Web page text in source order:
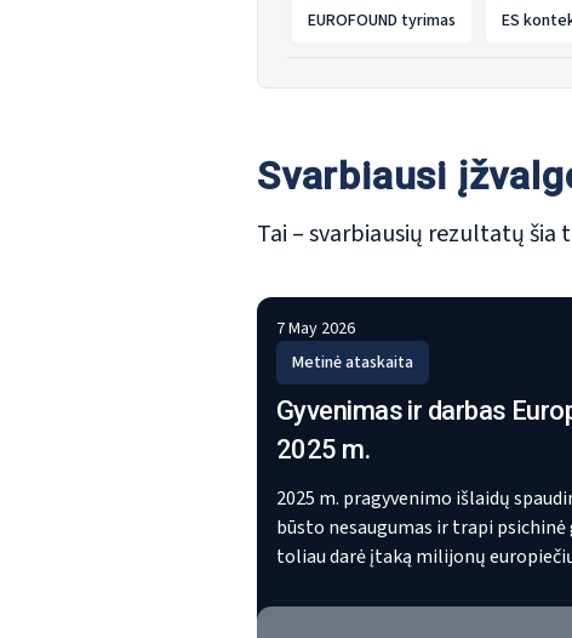
EUROFOUND tyrimas ES
Svarbiausi
Tai – svarbiausių rezultatų šia
7 May 2026
Metinė ataskaita
Gyvenimas ir darbas
2025 m.
2025 m. pragyvenimo išlaidų
būsto nesaugumas ir trapi psichinė
toliau darė įtaką milijonų
naujausiu Eurofound e. tyrimo